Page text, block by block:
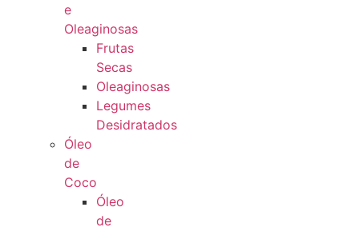
e
Oleaginosas
Frutas
Secas
Oleaginosas
Legumes
Desidratados
Óleo
de
Coco
Óleo
de